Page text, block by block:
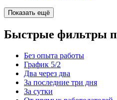
Показать ещё
Быстрые фильтры
Без опыта работы
График 5/2
Два через два
За последние три дня
За сутки